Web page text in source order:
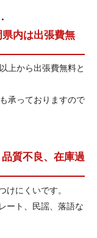
内は出張費無
上から出張費無料と
承っておりますので
質不良、在庫過
けにくいです。
ート、民謡、落語な